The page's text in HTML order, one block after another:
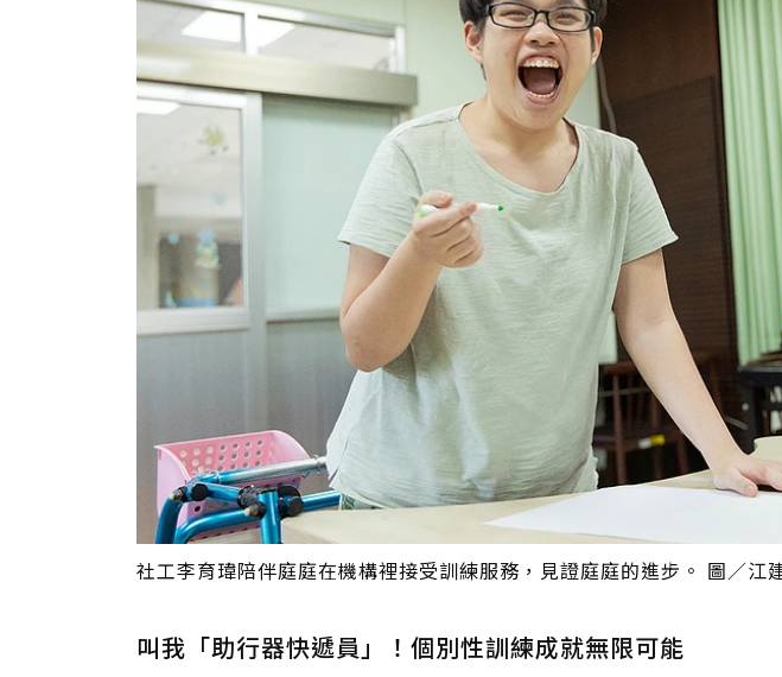
社工李育瑋陪伴庭庭在機構裡接受訓練服務，見證庭庭的進步。 圖／江
叫我「助行器快遞員」！個別性訓練成就無限可能